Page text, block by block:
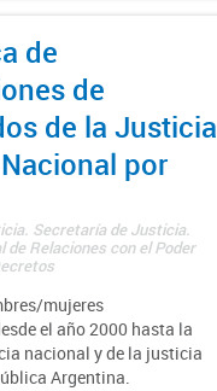
de
de
de la Justicia
por
Secretaría de Justicia.
de Relaciones con el Poder
mujeres
el año 2000 hasta la
nacional y de la justicia
Argentina.